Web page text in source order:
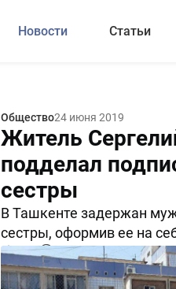
Новости Статьи
Общество24 июня 2019
Житель
подделал
сестры
В Ташкенте задержан
сестры, оформив ее на
5599